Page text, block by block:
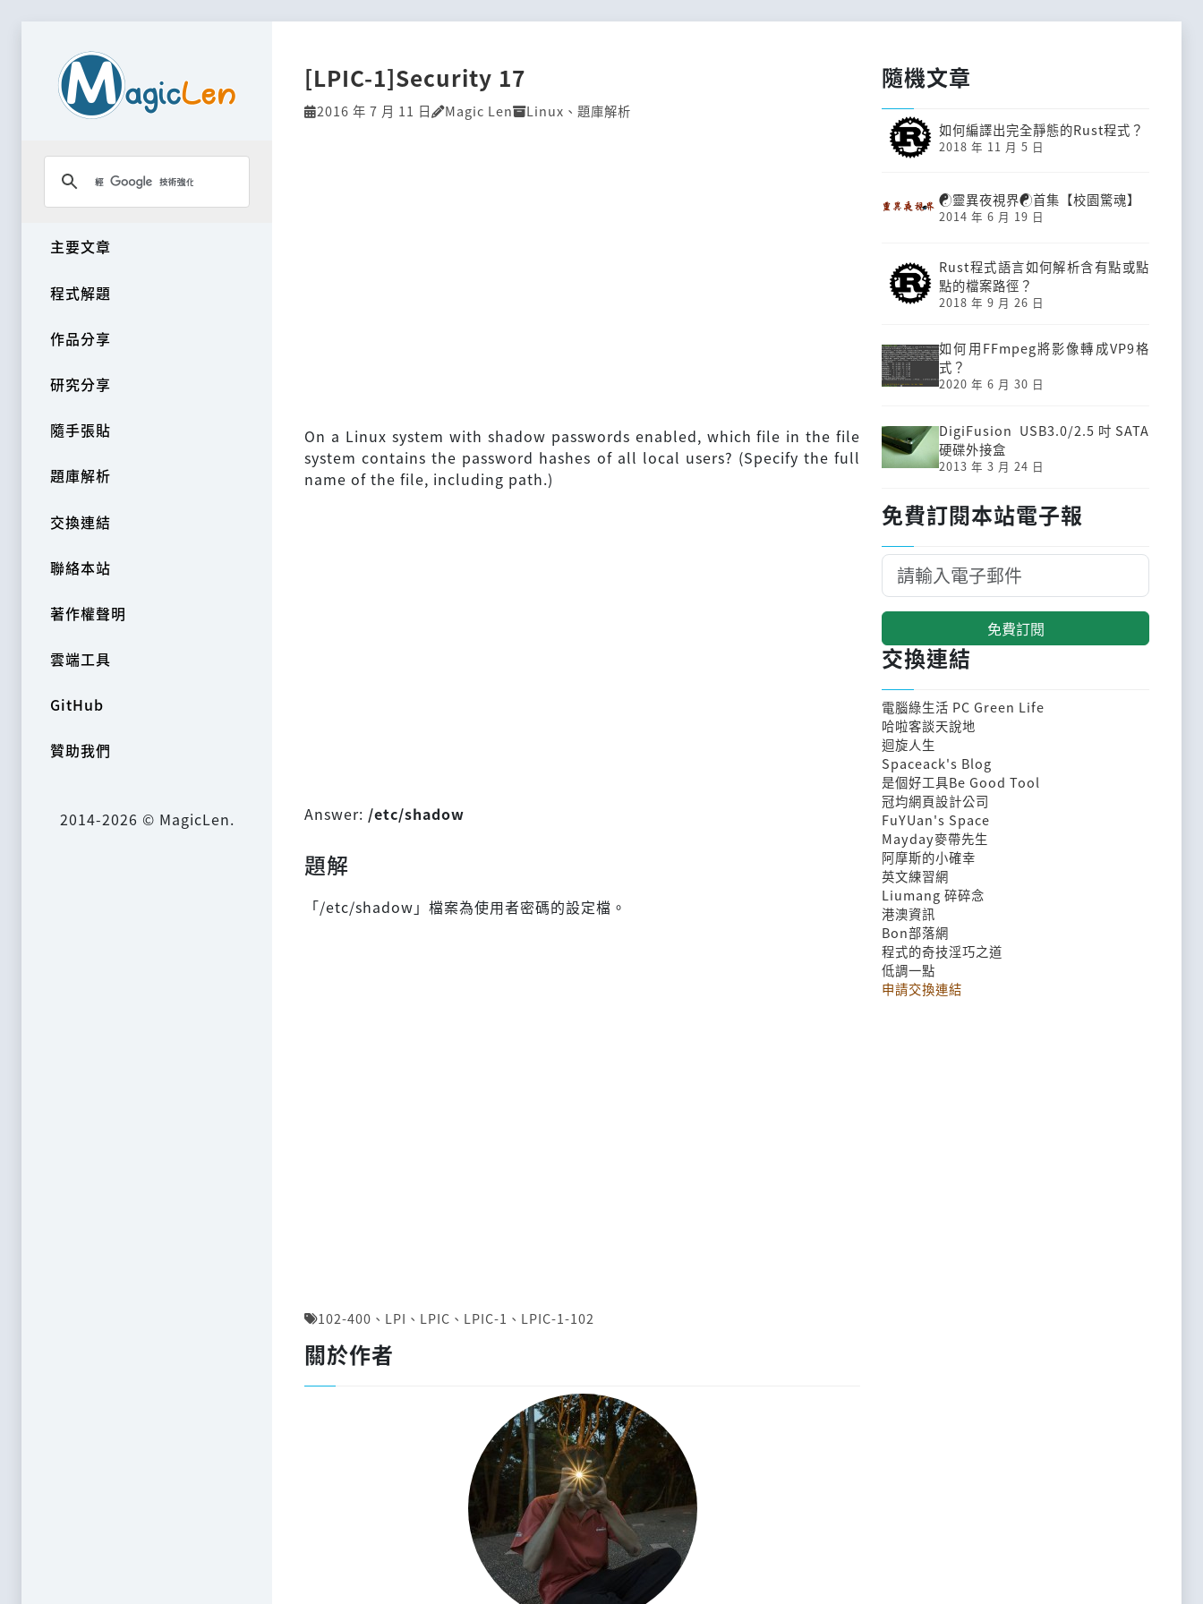
主要文章
程式解題
作品分享
研究分享
隨手張貼
題庫解析
交換連結
聯絡本站
著作權聲明
雲端工具
GitHub
贊助我們
2014-2026 © MagicLen.
[LPIC-1]Security 17
2016 年 7 月 11 日 Magic Len Linux 、 題庫解析
On a Linux system with shadow passwords enabled, which file in the file
system contains the password hashes of all local users? (Specify the full
name of the file, including path.)
Answer: /etc/shadow
題解
「/etc/shadow」檔案為使用者密碼的設定檔。
102-400 、 LPI 、 LPIC 、 LPIC-1 、 LPIC-1-102
關於作者
隨機文章
如何編譯出完全靜態的Rust程式？
2018 年 11 月 5 日
☯靈異夜視界☯首集【校園驚魂】
2014 年 6 月 19 日
Rust程式語言如何解析含有點或點
點的檔案路徑？
2018 年 9 月 26 日
如何用FFmpeg將影像轉成VP9格
式？
2020 年 6 月 30 日
DigiFusion USB3.0/2.5吋SATA
硬碟外接盒
2013 年 3 月 24 日
免費訂閱本站電子報
免費訂閱
交換連結
電腦綠生活 PC Green Life
哈啦客談天說地
迴旋人生
Spaceack's Blog
是個好工具Be Good Tool
冠均網頁設計公司
FuYUan's Space
Mayday麥帶先生
阿摩斯的小確幸
英文練習網
Liumang 碎碎念
港澳資訊
Bon部落網
程式的奇技淫巧之道
低調一點
申請交換連結